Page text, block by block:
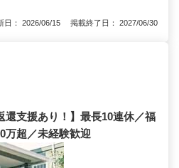
日： 2026/06/15 掲載終了日： 2027/06/30
還支援あり！】最長10連休／福
万超／未経験歓迎